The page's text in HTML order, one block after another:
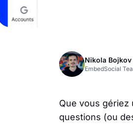
Nikola Bojkov
EmbedSocial
Que vous gériez
questions (ou